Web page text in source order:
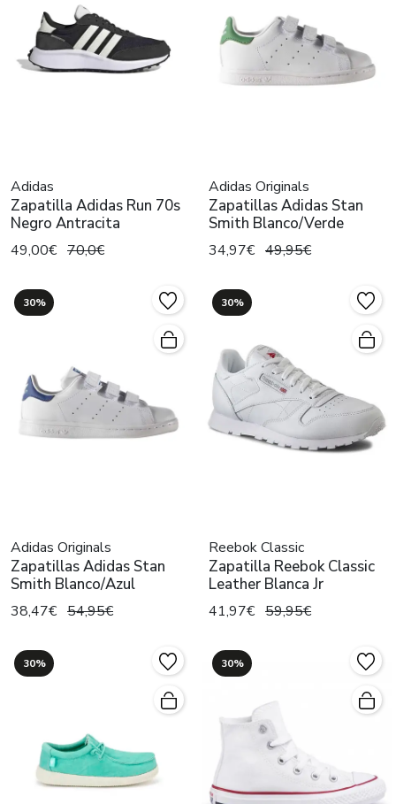
Adidas
Zapatilla Adidas Run 70s
Negro Antracita
49,00€ 70,0€
Adidas Originals
Zapatillas Adidas Stan
Smith Blanco/Verde
34,97€ 49,95€
30%
Adidas Originals
Zapatillas Adidas Stan
Smith Blanco/Azul
38,47€ 54,95€
30%
Reebok Classic
Zapatilla Reebok Classic
Leather Blanca Jr
41,97€ 59,95€
30% 30%